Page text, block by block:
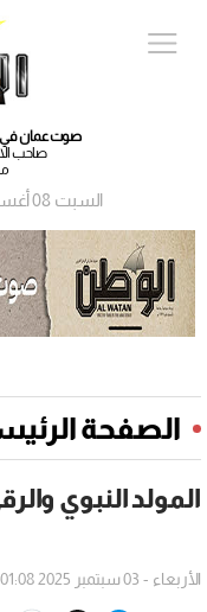
صوت عمان في
صاحب
السبت 08 أغسطس 2026 م - 24 صفر 1448 هـ
الصفحة
المولد النبوي
الأربعاء - 03 سبتمبر 2025 01:08 م